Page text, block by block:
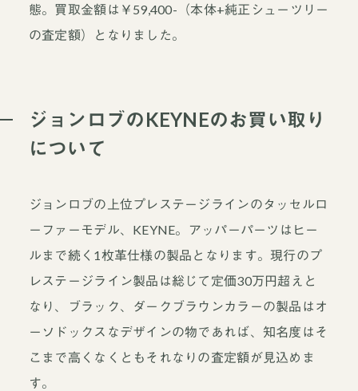
態。買取金額は￥59,400-（本体+純正シューツリー
の査定額）となりました。
ジョンロブのKEYNEのお買い取り
について
ジョンロブの上位プレステージラインのタッセルロ
ーファーモデル、KEYNE。アッパーパーツはヒー
ルまで続く1枚革仕様の製品となります。現行のプ
レステージライン製品は総じて定価30万円超えと
なり、ブラック、ダークブラウンカラーの製品はオ
ーソドックスなデザインの物であれば、知名度はそ
こまで高くなくともそれなりの査定額が見込めま
す。